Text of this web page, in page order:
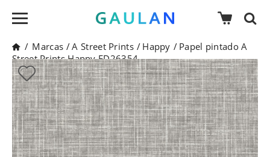
/ Marcas /A Street Prints / Happy / Papel pintado A
Street Prints Happy FD26354